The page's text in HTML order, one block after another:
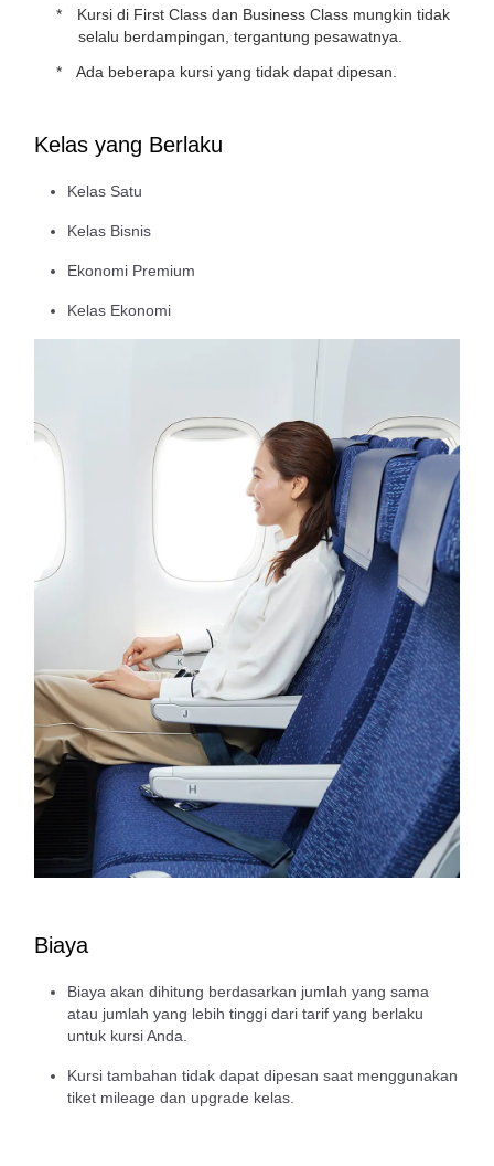
Kursi di First Class dan Business Class mungkin tidak
selalu berdampingan, tergantung pesawatnya.
Ada beberapa kursi yang tidak dapat dipesan.
Kelas yang Berlaku
Kelas Satu
Kelas Bisnis
Ekonomi Premium
Kelas Ekonomi
Biaya
Biaya akan dihitung berdasarkan jumlah yang sama
atau jumlah yang lebih tinggi dari tarif yang berlaku
untuk kursi Anda.
Kursi tambahan tidak dapat dipesan saat menggunakan
tiket mileage dan upgrade kelas.